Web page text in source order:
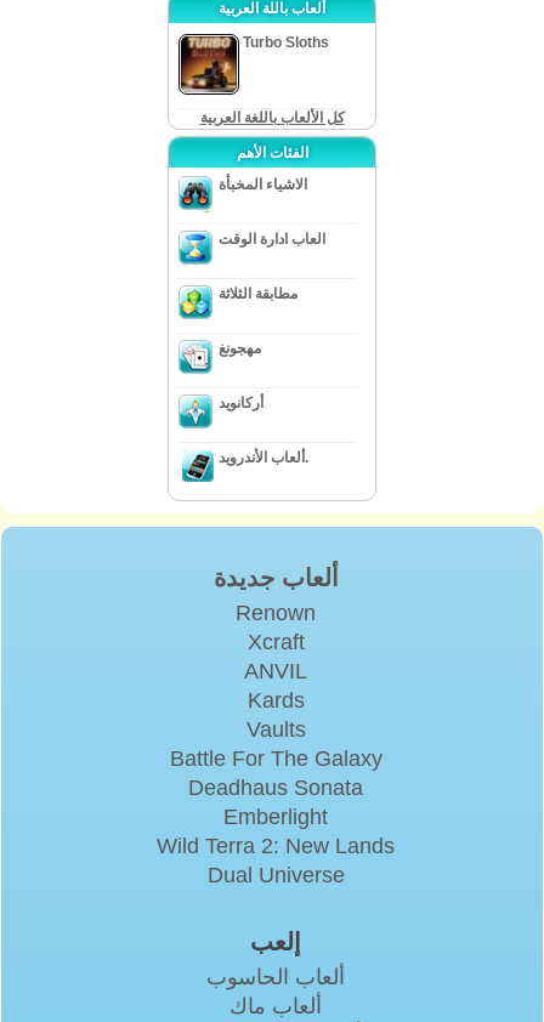
ألعاب باللة العربية
Turbo Sloths
كل الألعاب باللغة العربية
الفئات الأهم
الاشياء المخبأة
العاب ادارة الوقت
مطابقة الثلاثة
مهجونغ
أركانويد
ألعاب الأندرويد.
ألعاب جديدة
Renown
Xcraft
ANVIL
Kards
Vaults
Battle For The Galaxy
Deadhaus Sonata
Emberlight
Wild Terra 2: New Lands
Dual Universe
إلعب
ألعاب الحاسوب
ألعاب ماك